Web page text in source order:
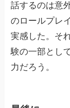
話するのは意
のロールプレ
実感した。そ
験の一部とし
力だろう。